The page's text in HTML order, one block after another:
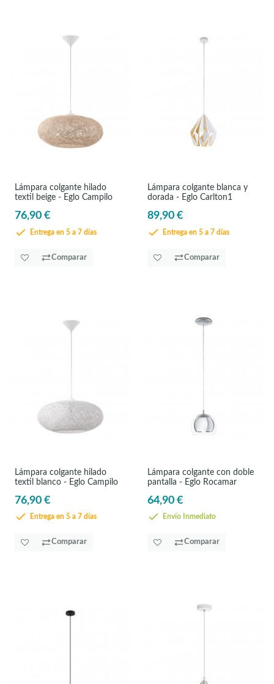
Lámpara colgante hilado
textil beige - Eglo Campilo
76,90 €
Entrega en 5 a 7 días
Comparar
Lámpara colgante blanca y
dorada - Eglo Carlton1
89,90 €
Entrega en 5 a 7 días
Comparar
Lámpara colgante hilado
textil blanco - Eglo Campilo
76,90 €
Entrega en 5 a 7 días
Comparar
Lámpara colgante con doble
pantalla - Eglo Rocamar
64,90 €
Envío Inmediato
Comparar